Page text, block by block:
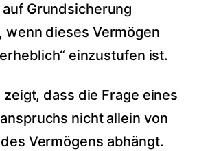
Grundsicherung
wenn dieses Vermögen
einzustufen ist.
zeigt, dass die Frage eines
nicht allein von
Vermögens abhängt.